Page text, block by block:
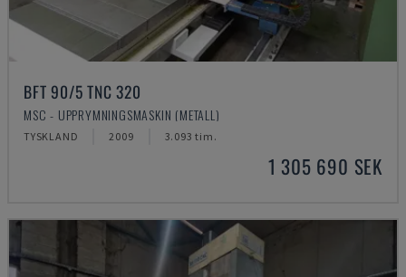
BFT 90/5 TNC 320
MSC - UPPRYMNINGSMASKIN (METALL)
TYSKLAND 2009 3.093 tim.
1 305 690 SEK